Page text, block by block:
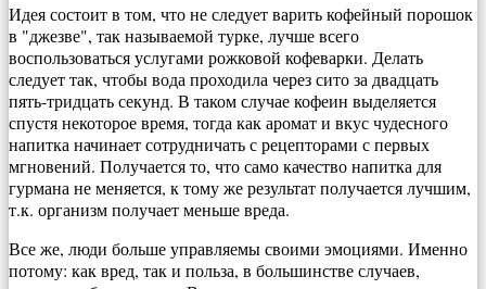
Идея состоит в том, что не следует варить кофейный порошок
в "джезве", так называемой турке, лучше всего
воспользоваться услугами рожковой кофеварки. Делать
следует так, чтобы вода проходила через сито за двадцать
пять-тридцать секунд. В таком случае кофеин выделяется
спустя некоторое время, тогда как аромат и вкус чудесного
напитка начинает сотрудничать с рецепторами с первых
мгновений. Получается то, что само качество напитка для
гурмана не меняется, к тому же результат получается лучшим,
т.к. организм получает меньше вреда.
Все же, люди больше управляемы своими эмоциями. Именно
потому: как вред, так и польза, в большинстве случаев,